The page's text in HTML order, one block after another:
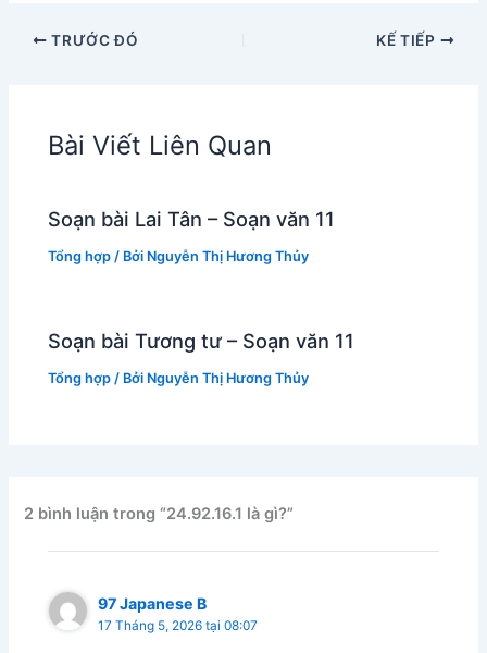
TRƯỚC ĐÓ KẾ TIẾP
Bài Viết Liên Quan
Soạn bài Lai Tân – Soạn văn 11
Tổng hợp / Bởi Nguyễn Thị Hương Thủy
Soạn bài Tương tư – Soạn văn 11
Tổng hợp / Bởi Nguyễn Thị Hương Thủy
2 bình luận trong “24.92.16.1 là gì?”
97 Japanese B
17 Tháng 5, 2026 tại 08:07